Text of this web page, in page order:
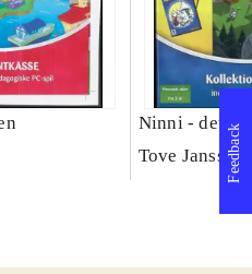
Ninni - det
Tove Jansson
Feedback